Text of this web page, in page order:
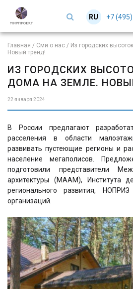
EN
RU +7
Главная / Сми о нас / Из городских
Новый тренд!
ИЗ ГОРОДСКИХ
ДОМА НА ЗЕМЛЕ.
22 января 2024
В России предлагают
расселения в области
развивать пустеющие регионы и
население мегаполисов.
подготовили представители
архитектуры (МААМ), Института
регионального развития,
организаций.